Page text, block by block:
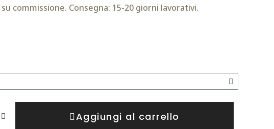
commissione. Consegna: 15-20 giorni lavorativi.
Aggiungi al carrello